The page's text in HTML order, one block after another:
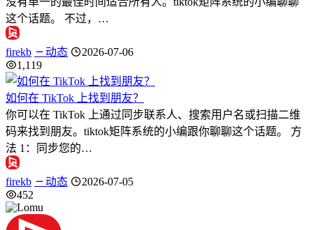
这个话题。 不过，…
firekb 动态
2026-07-06
1,119
如何在 TikTok 上找到朋友？
你可以在 TikTok 上通过同步联系人、搜索用户名或扫描二维
码来找到朋友。tiktok矩阵系统的小编跟你聊聊这个话题。 方
法 1：同步您的…
firekb 动态
2026-07-05
452